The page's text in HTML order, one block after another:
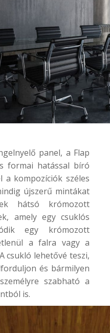
panel, a Flap
formai hatással bíró
a kompozíciók széles
újszerű mintákat
hátsó krómozott
amely egy csuklós
egy krómozott
a falra vagy a
csukló lehetővé teszi,
és bármilyen
szabható a
is.